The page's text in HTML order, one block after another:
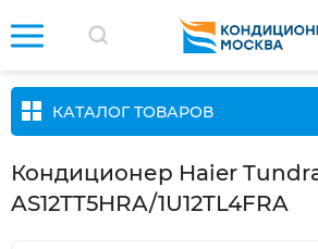
КАТАЛОГ ТОВАРОВ
Кондиционер Haier
AS12TT5HRA/1U12TL4FRA